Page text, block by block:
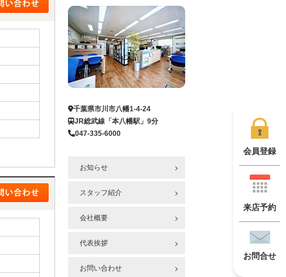
千葉県市川市八幡1-4-24
JR総武線「本八幡駅」9分
047-335-6000
お知らせ
スタッフ紹介
会社概要
代表挨拶
お問い合わせ
会員登録
来店予約
お問合せ